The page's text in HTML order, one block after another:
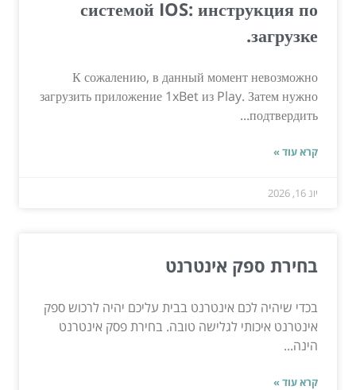
системой IOS: инструкция по
загрузке.
К сожалению, в данный момент невозможно
загрузить приложение 1xBet из Play. Затем нужно
подтвердить...
קרא עוד »
יונ 16, 2026
בחירת ספק אינטרנט
בכדי שיהיה לכם אינטרנט בבית עליכם יהיה לרכוש ספק
אינטרנט איכותי לגלישה טובה. בחירת פסק אינטרנט
הינה...
קרא עוד »